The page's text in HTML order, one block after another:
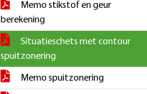
Memo stikstof en geur
berekening
Situatieschets met contour
spuitzonering
Memo spuitzonering